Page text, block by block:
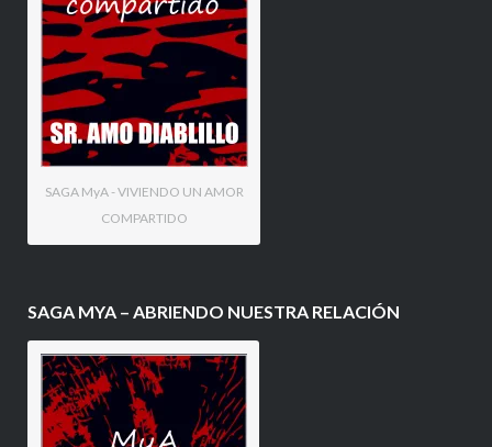
SAGA MyA - VIVIENDO UN AMOR
COMPARTIDO
SAGA MYA – ABRIENDO NUESTRA RELACIÓN